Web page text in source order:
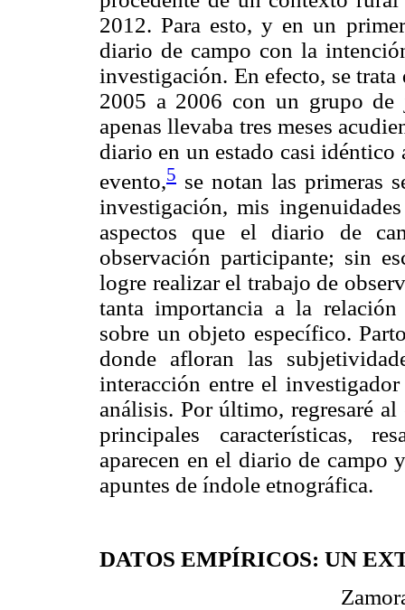
2012. Para esto, y en un
diario de campo con la
investigación. En efecto, se
2005 a 2006 con un grupo de
apenas llevaba tres meses
diario en un estado casi
evento,5 se notan las primeras
investigación, mis
aspectos que el diario de
observación participante; sin
logre realizar el trabajo de
tanta importancia a la
sobre un objeto específico.
donde afloran las
interacción entre el
análisis. Por último, regresaré
principales características,
aparecen en el diario de campo
apuntes de índole etnográfica.
DATOS EMPÍRICOS: UN